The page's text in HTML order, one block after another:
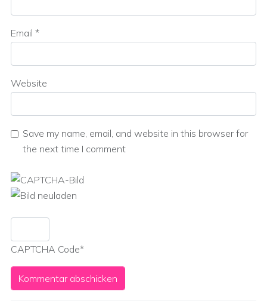
Email *
Website
Save my name, email, and website in this browser for
the next time I comment
CAPTCHA Code*